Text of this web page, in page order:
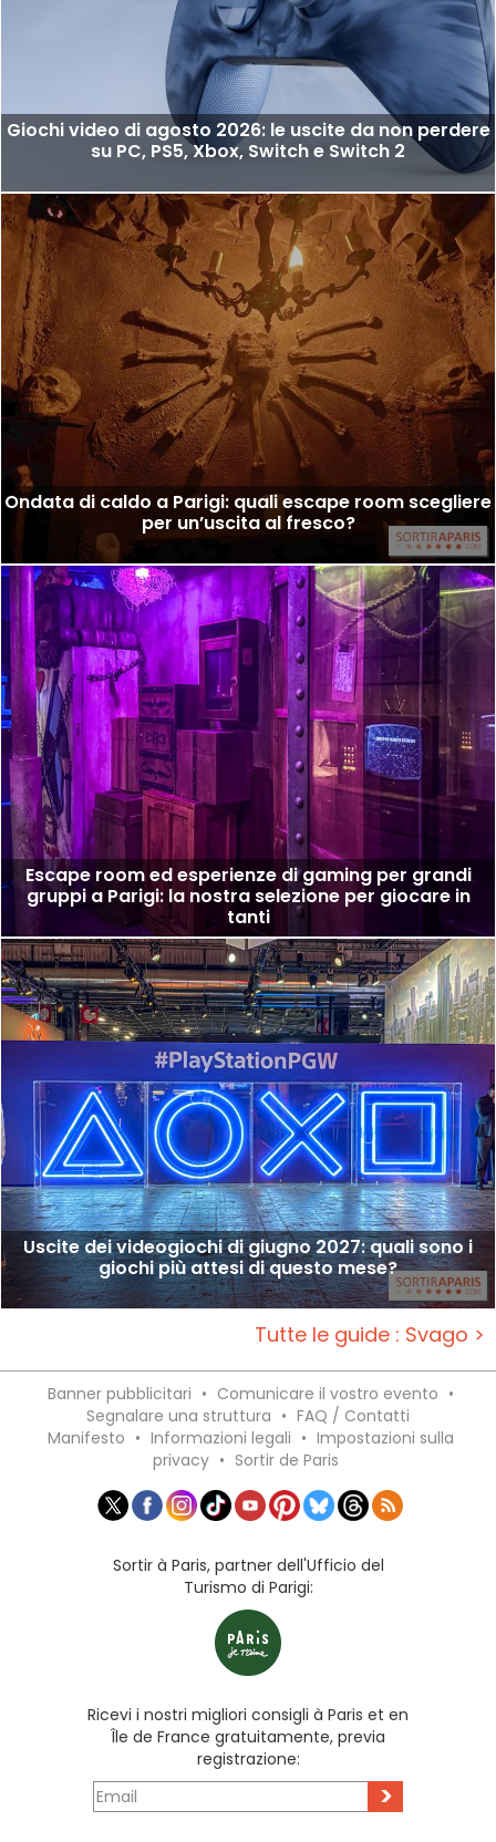
Giochi video di agosto 2026: le uscite da non perdere
su PC, PS5, Xbox, Switch e Switch 2
Ondata di caldo a Parigi: quali escape room scegliere
per un’uscita al fresco?
Escape room ed esperienze di gaming per grandi
gruppi a Parigi: la nostra selezione per giocare in
tanti
Uscite dei videogiochi di giugno 2027: quali sono i
giochi più attesi di questo mese?
Tutte le guide : Svago >
Banner pubblicitari • Comunicare il vostro evento •
Segnalare una struttura • FAQ / Contatti
Manifesto • Informazioni legali • Impostazioni sulla
privacy • Sortir de Paris
Sortir à Paris, partner dell'Ufficio del
Turismo di Parigi:
Ricevi i nostri migliori consigli à Paris et en
Île de France gratuitamente, previa
registrazione:
>